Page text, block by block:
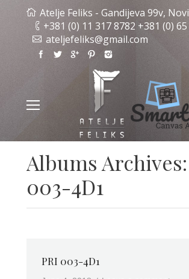
Atelje Feliks - Gandijeva 99v,
+381 (0) 11 317 8782 +381 (0)
ateljefeliks@gmail.com
Albums Archives:
003-4D1
PRI 003-4D1